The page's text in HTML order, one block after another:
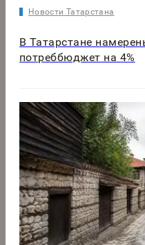
Новости Татарстана
В Татарстане
потреббюджет на 4%